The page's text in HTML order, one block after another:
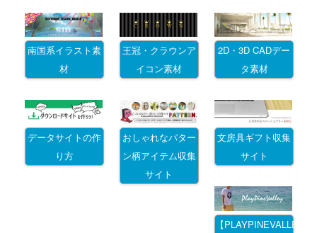
南国系イラスト素
材
王冠・クラウンア
イコン素材
2D・3D CADデー
タ素材
データサイトの作
り方
おしゃれなパター
ン柄アイテム収集
サイト
文房具ギフト収集
サイト
【PLAYPINEVALLEY